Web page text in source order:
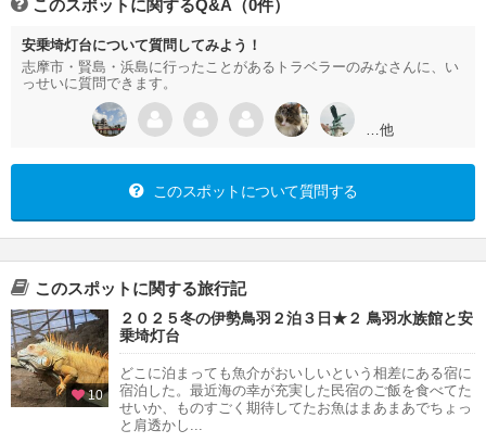
このスポットに関するQ&A（0件）
安乗埼灯台について質問してみよう！
志摩市・賢島・浜島に行ったことがあるトラベラーのみなさんに、い
っせいに質問できます。
…他
このスポットについて質問する
このスポットに関する旅行記
10
２０２５冬の伊勢鳥羽２泊３日★２ 鳥羽水族館と安
乗埼灯台
どこに泊まっても魚介がおいしいという相差にある宿に
宿泊した。最近海の幸が充実した民宿のご飯を食べてた
せいか、ものすごく期待してたお魚はまあまあでちょっ
と肩透かし...